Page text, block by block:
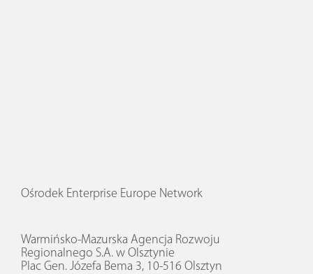
Ośrodek Enterprise Europe Network
Warmińsko-Mazurska Agencja Rozwoju
Regionalnego S.A. w Olsztynie
Plac Gen. Józefa Bema 3, 10-516 Olsztyn